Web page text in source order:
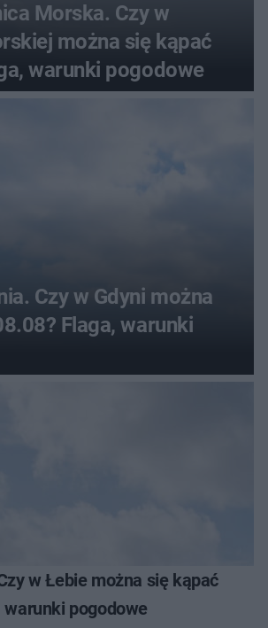
Morska. Czy w
można się kąpać
warunki pogodowe
Czy w Gdyni można
Flaga, warunki
w Łebie można się kąpać
warunki pogodowe